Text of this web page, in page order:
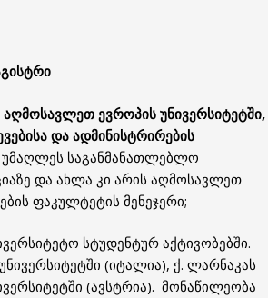
აღმოსავლეთ ევროპის უნივერსიტეტში,
და ადმინისტრირების
საგანმანათლებლო
და ახლა კი არის აღმოსავლეთ
ფაკულტეტის მენეჯერი;
სტუდენტურ აქტივობებში.
(იტალია), ქ. ლარნაკას
(ავსტრია). მონაწილეობა